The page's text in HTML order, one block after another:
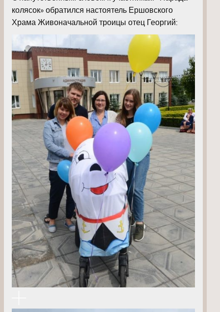
колясок» обратился настоятель Ершовского
Храма Живоначальной троицы отец Георгий: